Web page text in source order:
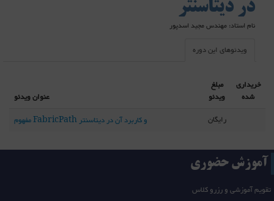
در دیتاسنتر
نام استاد: مهندس مجید اسدپور
ویدئوهای این دوره
عنوان ویدئو
مبلغ
ویدئو
خریداری
شده
مفهوم FabricPath و کاربرد آن در دیتاسنتر
رایگان
آموزش حضوری
تقویم آموزشی و رزرو کلاس